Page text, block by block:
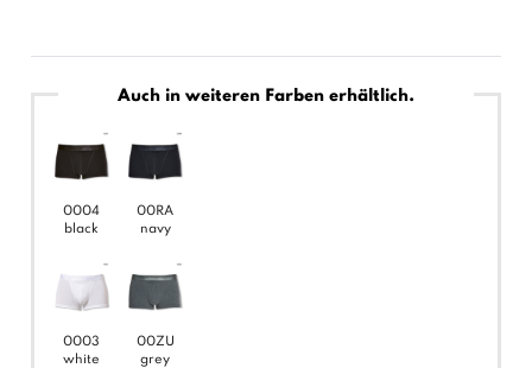
Auch in weiteren Farben erhältlich.
0004
black
0003
white
00RA
navy
00ZU
grey